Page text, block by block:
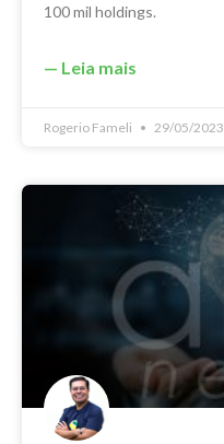
100 mil holdings.
— Leia mais
Rogerio Fameli 29/05/2023